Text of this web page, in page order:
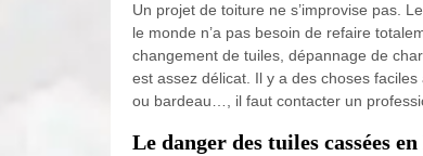
Un projet de toiture ne s’improvise pas.
le monde n’a pas besoin de refaire
changement de tuiles, dépannage de
est assez délicat. Il y a des choses
ou bardeau…, il faut contacter un
Le danger des tuiles cassées